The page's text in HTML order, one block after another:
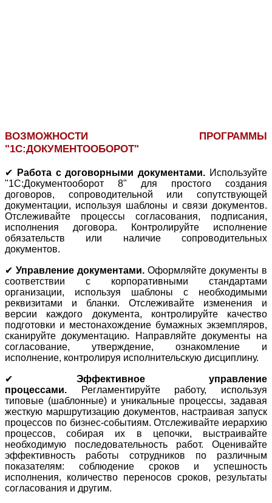
ВОЗМОЖНОСТИ ПРОГРАММЫ
"1С:ДОКУМЕНТООБОРОТ"
✔ Работа с договорными документами. Используйте
"1С:Документооборот 8" для простого создания
договоров, сопроводительной или сопутствующей
документации, используя шаблоны и связи документов.
Отслеживайте процессы согласования, подписания,
исполнения договора. Контролируйте исполнение
обязательств или наличие сопроводительных
документов.
✔ Управление документами. Оформляйте документы в
соответствии с корпоративными стандартами
организации, используя шаблоны с необходимыми
реквизитами и бланки. Отслеживайте изменения и
версии каждого документа, контролируйте качество
подготовки и местонахождение бумажных экземпляров,
сканируйте документацию. Направляйте документы на
согласование, утверждение, ознакомление и
исполнение, контролируя исполнительскую дисциплину.
✔ Эффективное управление
процессами.
Регламентируйте работу, используя
типовые (шаблонные) и уникальные процессы, задавая
жесткую маршрутизацию документов, настраивая запуск
процессов по бизнес-событиям. Отслеживайте иерархию
процессов, собирая их в цепочки, выстраивайте
необходимую последовательность работ. Оценивайте
эффективность работы сотрудников по различным
показателям: соблюдение сроков и успешность
исполнения, количество переносов сроков, результаты
согласования и другим.